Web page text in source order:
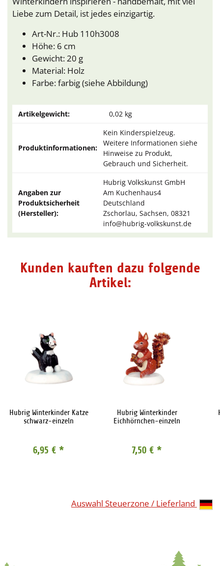
Liebe zum Detail, ist jedes einzigartig.
Art-Nr.: Hub 110h3008
Höhe: 6 cm
Gewicht: 20 g
Material: Holz
Farbe: farbig (siehe Abbildung)
Artikelgewicht: 0,02 kg
Produktinformationen:
Kein Kinderspielzeug.
Weitere Informationen siehe
Hinweise zu Produkt,
Gebrauch und Sicherheit.
Angaben zur
Produktsicherheit
(Hersteller):
Hubrig Volkskunst GmbH
Am Kuchenhaus4
Deutschland
Zschorlau, Sachsen, 08321
info@hubrig-volkskunst.de
Kunden kauften dazu folgende
Artikel:
Hubrig Winterkinder Katze
schwarz-einzeln
6,95 € *
Hubrig Winterkinder
Eichhörnchen-einzeln
7,50 € *
Auswahl Steuerzone / Lieferland